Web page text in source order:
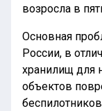
возросла в
Основная
России, в
хранилищ для
объектов